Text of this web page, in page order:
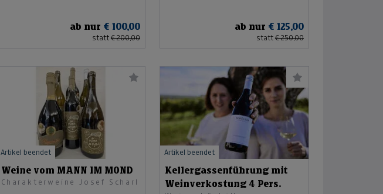
ab nur € 100,00
statt € 200,00
ab nur € 125,00
statt € 250,00
Weine vom MANN IM MOND
Charakterweine Josef Scharl
Artikel beendet
Kellergassenführung mit
Weinverkostung 4 Pers.
Artikel beendet